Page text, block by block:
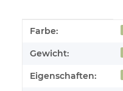
Produkteigenschaft
Wert
Farbe:
Gewicht:
Eigenschaften: